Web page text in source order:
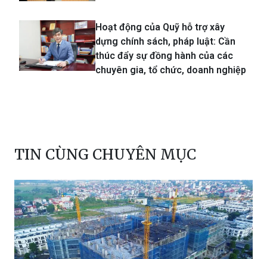
thúc đẩy sự đồng hành của các
chuyên gia, tổ chức, doanh nghiệp